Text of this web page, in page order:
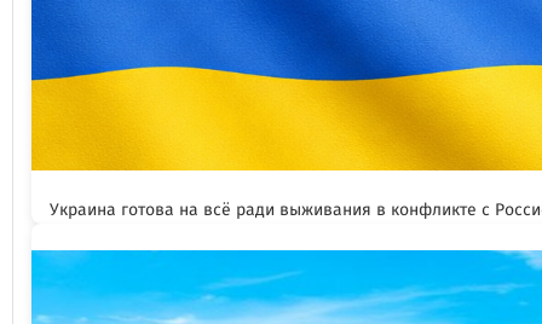
Украина готова на всё ради выживания в конфликте с